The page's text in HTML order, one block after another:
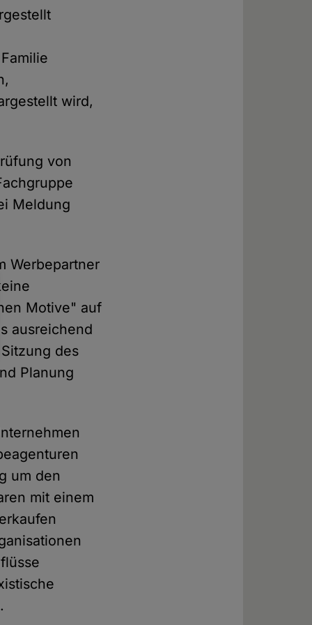
wird,
von
Meldung
Werbepartner
Motive" auf
ausreichend
des
Planung
um den
mit einem